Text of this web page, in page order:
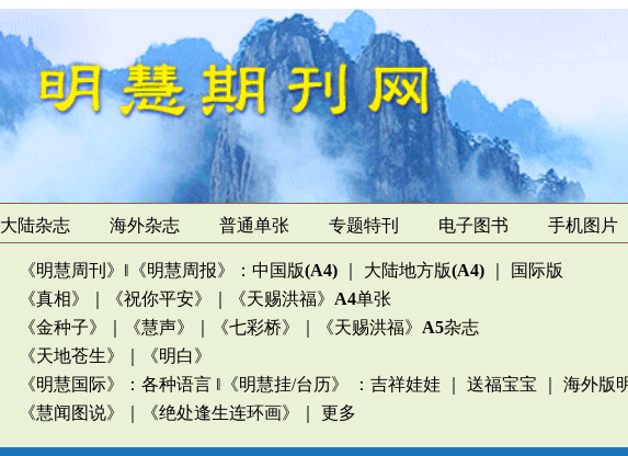
大陆杂志 海外杂志 普通单张 专题特刊 电子图书 手机图片
《明慧周刊》 ‖ 《明慧周报》 ： 中国版(A4) 大陆地方版(A4)
国际版
《真相》 《祝你平安》 《天赐洪福》 A4单张
《金种子》 《慧声》 《七彩桥》 《天赐洪福》 A5杂志
《天地苍生》
《明白》
《明慧国际》 ： 各种语言 ‖ 《明慧挂/台历》 ： 吉祥娃娃 送福宝宝
海外版
《慧闻图说》 《绝处逢生连环画》 更多